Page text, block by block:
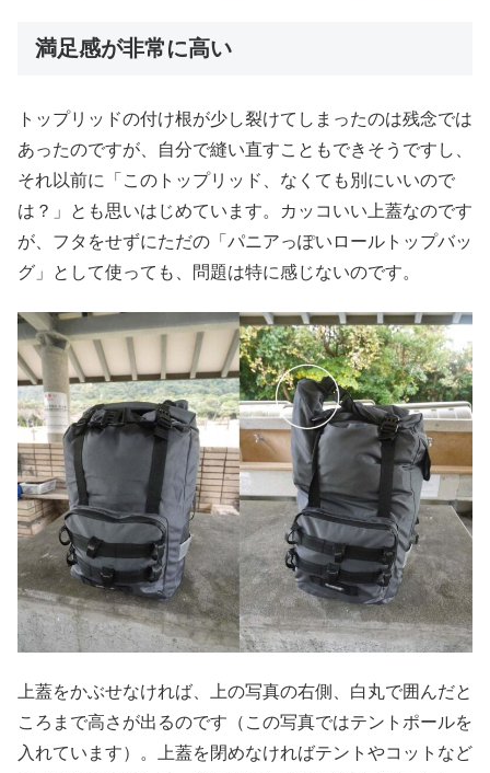
満足感が非常に高い
トップリッドの付け根が少し裂けてしまったのは残念では
あったのですが、自分で縫い直すこともできそうですし、
それ以前に「このトップリッド、なくても別にいいので
は？」とも思いはじめています。カッコいい上蓋なのです
が、フタをせずにただの「パニアっぽいロールトップバッ
グ」として使っても、問題は特に感じないのです。
上蓋をかぶせなければ、上の写真の右側、白丸で囲んだと
ころまで高さが出るのです（この写真ではテントポールを
入れています）。上蓋を閉めなければテントやコットなど